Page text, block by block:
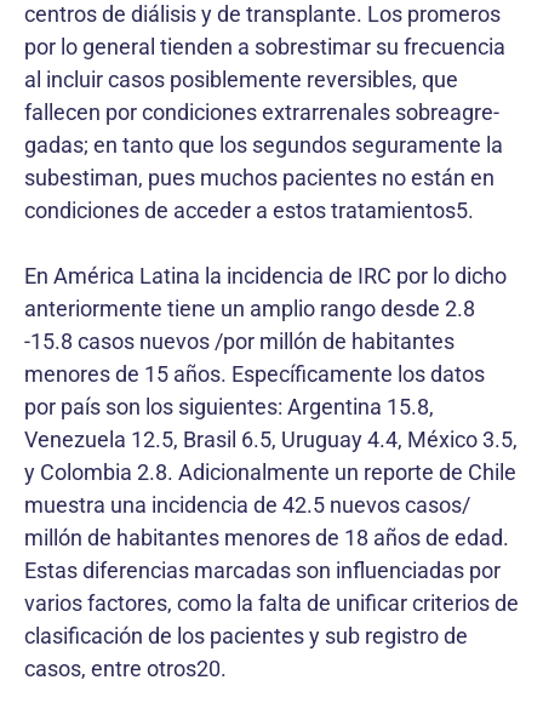
centros de diálisis y de transplante. Los promeros
por lo general tienden a sobrestimar su frecuencia
al incluir casos posiblemente reversibles, que
fallecen por condiciones extrarrenales sobreagre-
gadas; en tanto que los segundos seguramente la
subestiman, pues muchos pacientes no están en
condiciones de acceder a estos tratamientos5.
En América Latina la incidencia de IRC por lo dicho
anteriormente tiene un amplio rango desde 2.8
-15.8 casos nuevos /por millón de habitantes
menores de 15 años. Específicamente los datos
por país son los siguientes: Argentina 15.8,
Venezuela 12.5, Brasil 6.5, Uruguay 4.4, México 3.5,
y Colombia 2.8. Adicionalmente un reporte de Chile
muestra una incidencia de 42.5 nuevos casos/
millón de habitantes menores de 18 años de edad.
Estas diferencias marcadas son influenciadas por
varios factores, como la falta de unificar criterios de
clasificación de los pacientes y sub registro de
casos, entre otros20.